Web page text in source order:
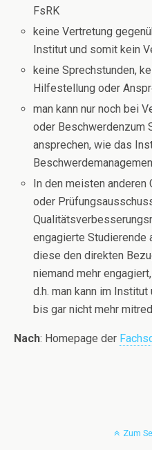
FsRK
keine Vertretung
Institut und somit kein
keine Sprechstunden,
Hilfestellung oder
man kann nur noch bei
oder Beschwerdenzum
ansprechen, wie das
In den meisten anderen
oder
engagierte Studierende
diese den direkten
niemand mehr
d.h. man kann im
bis gar nicht mehr
Nach: Homepage der
Zum